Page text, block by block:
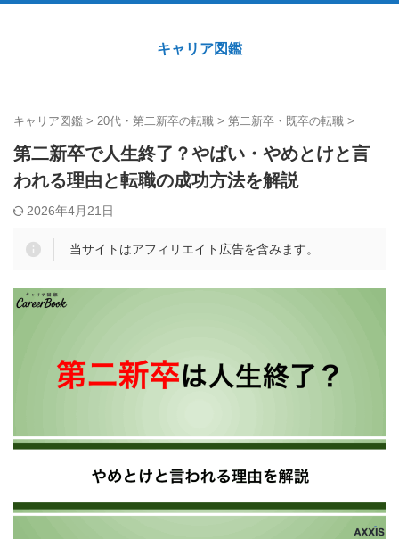
キャリア図鑑
キャリア図鑑 > 20代・第二新卒の転職 > 第二新卒・既卒の転職 >
第二新卒で人生終了？やばい・やめとけと言
われる理由と転職の成功方法を解説
2026年4月21日
当サイトはアフィリエイト広告を含みます。